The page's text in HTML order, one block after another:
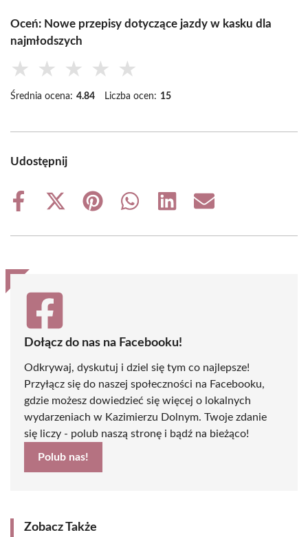
Oceń: Nowe przepisy dotyczące jazdy w kasku dla
najmłodszych
★ ★ ★ ★ ★
Średnia ocena: 4.84 Liczba ocen: 15
Udostępnij
Share
Share
(Twitter)
Share
Share
Share
Share
Dołącz do nas na Facebooku!
Odkrywaj, dyskutuj i dziel się tym co najlepsze!
Przyłącz się do naszej społeczności na Facebooku,
gdzie możesz dowiedzieć się więcej o lokalnych
wydarzeniach w Kazimierzu Dolnym. Twoje zdanie
się liczy - polub naszą stronę i bądź na bieżąco!
Polub nas!
Zobacz Także